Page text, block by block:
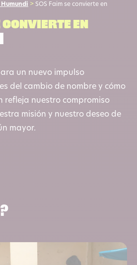
Humundi > SOS Faim se convierte en
convierte en
un nuevo impulso
del cambio de nombre y cómo
refleja nuestro compromiso
misión y nuestro deseo de
mayor.